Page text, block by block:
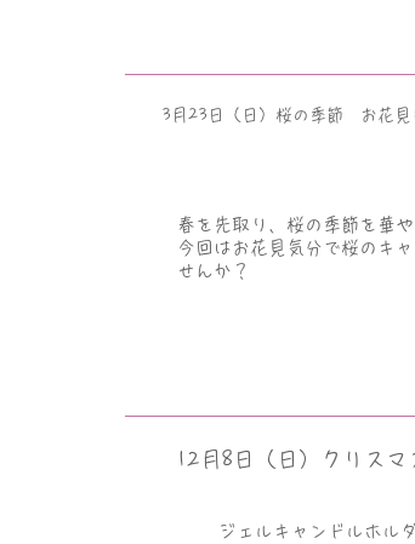
3月23日（日）桜の季節 お花見
春を先取り、桜の季節を華
今回はお花見気分で桜のキ
せんか？
12月8日（日）クリス
ジェルキャンドルホル